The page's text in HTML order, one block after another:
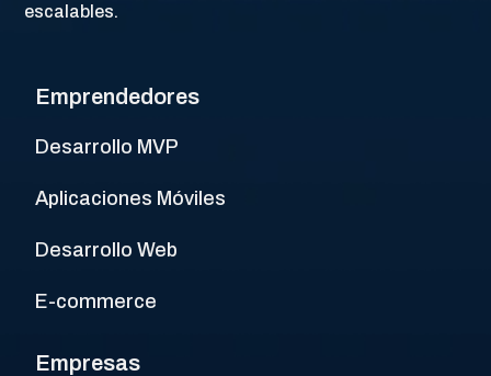
escalables.
Emprendedores
Desarrollo MVP
Aplicaciones Móviles
Desarrollo Web
E-commerce
Empresas